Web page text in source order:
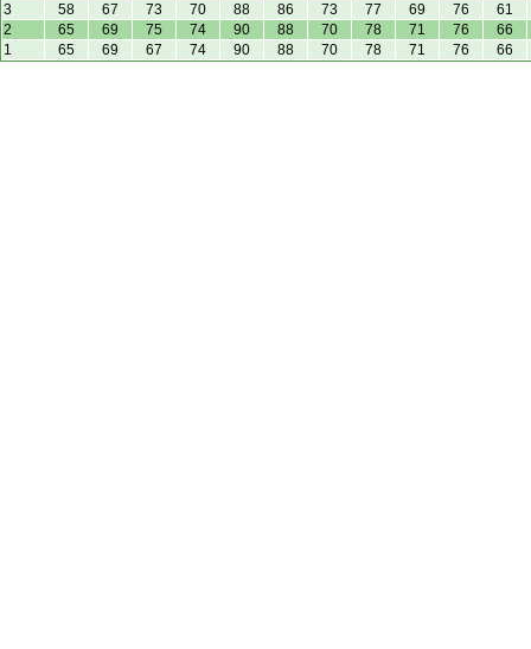
3
58 67 73 70 88 86 73 77 69 76
61
2
65 69 75 74 90 88 70 78 71 76
66
1
65 69 67 74 90 88 70 78 71 76 66